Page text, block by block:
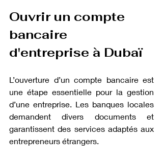
Ouvrir un compte
bancaire
d'entreprise à Dubaï
L’ouverture d’un compte bancaire est
une étape essentielle pour la gestion
d’une entreprise. Les banques locales
demandent divers documents et
garantissent des services adaptés aux
entrepreneurs étrangers.